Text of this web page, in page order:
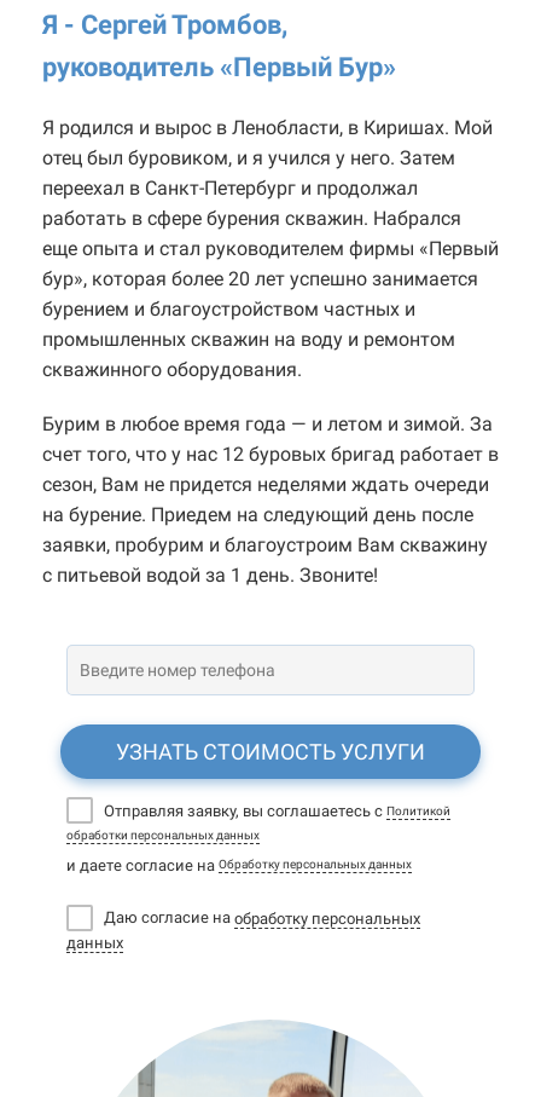
Я - Сергей Тромбов,
руководитель «Первый Бур»
Я родился и вырос в Ленобласти, в Киришах. Мой
отец был буровиком, и я учился у него. Затем
переехал в Санкт-Петербург и продолжал
работать в сфере бурения скважин. Набрался
еще опыта и стал руководителем фирмы «Первый
бур», которая более 20 лет успешно занимается
бурением и благоустройством частных и
промышленных скважин на воду и ремонтом
скважинного оборудования.
Бурим в любое время года — и летом и зимой. За
счет того, что у нас 12 буровых бригад работает в
сезон, Вам не придется неделями ждать очереди
на бурение. Приедем на следующий день после
заявки, пробурим и благоустроим Вам скважину
с питьевой водой за 1 день. Звоните!
УЗНАТЬ СТОИМОСТЬ УСЛУГИ
Отправляя заявку, вы соглашаетесь с Политикой
обработки персональных данных
и даете согласие на Обработку персональных данных
Даю согласие на обработку персональных
данных